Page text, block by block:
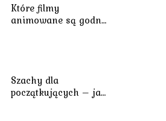
Które filmy
animowane są godne
starszych
Szachy dla
początkujących – jak